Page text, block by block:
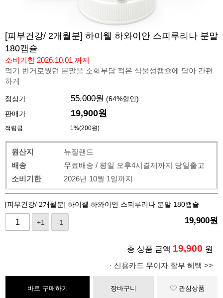
[피부건강/ 2개월분] 하이웰 하와이안 스피루리나 분말
180캡슐
소비기한 2026.10.01 까지
먹기 번거로웠던 분말을 소화부담 적은 식물성캡슐에 담아 간편
하게
정상가 55,000원 (64%할인)
판매가
19,900원
적립금 1%(200원)
원산지
뉴질랜드
배송
무료배송 / 평일 오후4시결제까지 당일출고
소비기한
2026년 10월 1일까지
[피부건강/ 2개월분] 하이웰 하와이안 스피루리나 분말 180캡슐
+1 -1 19,900원
총 상품 금액 19,900 원
· 신용카드 무이자 할부 혜택 >>
바로 구매하기 장바구니 관심상품